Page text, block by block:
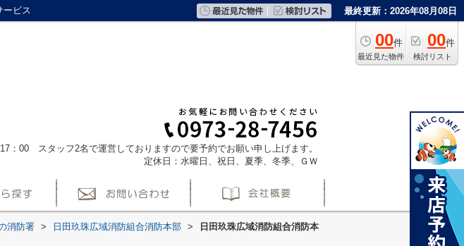
ービス 最終更新：2026年08月08日
00件
最近見た物件
00件
検討リスト
：00 スタッフ2名で運営しておりますので要予約でお願い申し上げます。
定休日：水曜日、祝日、夏季、冬季、ＧＷ
消防署 > 日田玖珠広域消防組合消防本部 >
日田玖珠広域消防組合消防本